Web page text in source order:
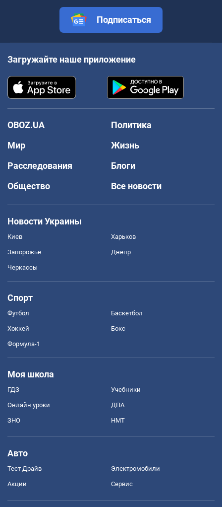
Подписаться
Загружайте наше приложение
OBOZ.UA
Политика
Мир
Жизнь
Расследования
Блоги
Общество
Все новости
Новости Украины
Киев Харьков
Запорожье Днепр
Черкассы
Спорт
Футбол Баскетбол
Хоккей Бокс
Формула-1
Моя школа
ГДЗ Учебники
Онлайн уроки ДПА
ЗНО НМТ
Авто
Тест Драйв Электромобили
Акции Сервис